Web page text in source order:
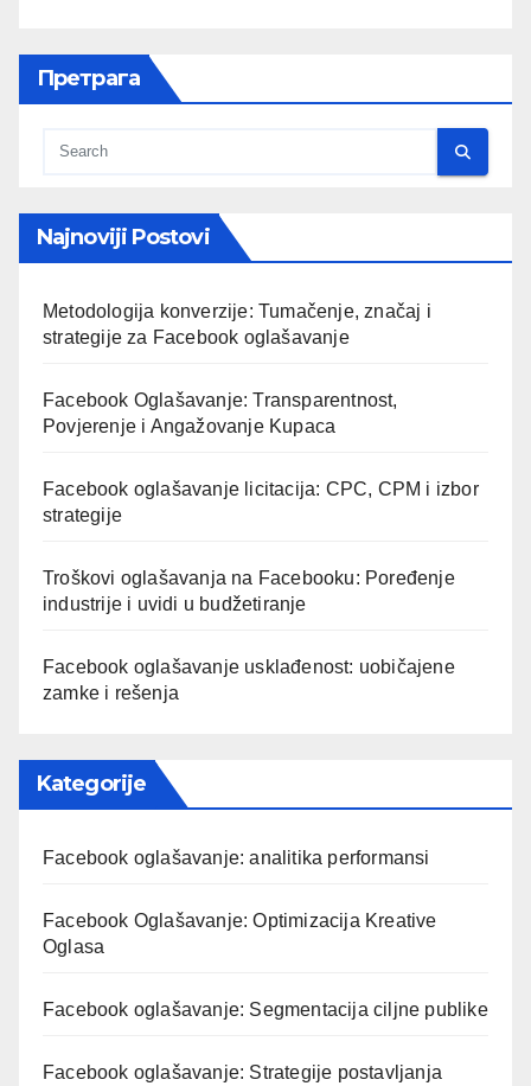
Претрага
Najnoviji Postovi
Metodologija konverzije: Tumačenje, značaj i
strategije za Facebook oglašavanje
Facebook Oglašavanje: Transparentnost,
Povjerenje i Angažovanje Kupaca
Facebook oglašavanje licitacija: CPC, CPM i izbor
strategije
Troškovi oglašavanja na Facebooku: Poređenje
industrije i uvidi u budžetiranje
Facebook oglašavanje usklađenost: uobičajene
zamke i rešenja
Kategorije
Facebook oglašavanje: analitika performansi
Facebook Oglašavanje: Optimizacija Kreative
Oglasa
Facebook oglašavanje: Segmentacija ciljne publike
Facebook oglašavanje: Strategije postavljanja